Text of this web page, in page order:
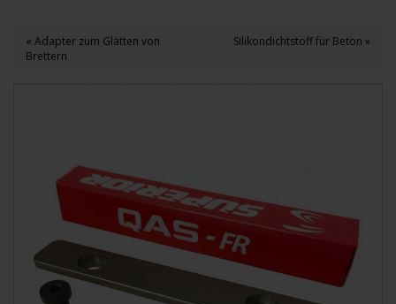
« Adapter zum Glätten von
Brettern
Silikondichtstoff für Beton »